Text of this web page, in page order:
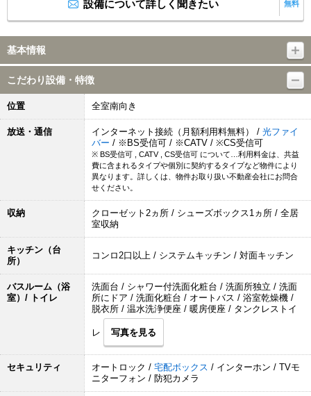
設備について詳しく聞きたい 無料
基本情報
こだわり設備・特徴
位置 全室南向き
放送・通信 インターネット接続（月額利用料無料） / 光ファイ
バー / ※BS受信可 / ※CATV / ※CS受信可
※ BS受信可 , CATV , CS受信可 について…利用料金は、共益
費に含まれるタイプや個別に契約するタイプなど物件により
異なります。詳しくは、物件お取り扱い不動産会社にお問合
せください。
収納
クローゼット2ヵ所 / シューズボックス1ヵ所 / 全居
室収納
キッチン（台
所）
コンロ2口以上 / システムキッチン / 対面キッチン
バスルーム（浴
室）/ トイレ
洗面台 / シャワー付洗面化粧台 / 洗面所独立 / 洗面
所にドア / 洗面化粧台 / オートバス / 浴室乾燥機 /
脱衣所 / 温水洗浄便座 / 暖房便座 / タンクレストイ
レ 写真を見る
セキュリティ オートロック / 宅配ボックス / インターホン / TVモ
ニターフォン / 防犯カメラ